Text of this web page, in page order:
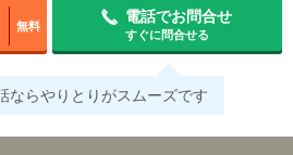
無料
電話でお問合せ
すぐに問合せる
ならやりとりがスムーズです